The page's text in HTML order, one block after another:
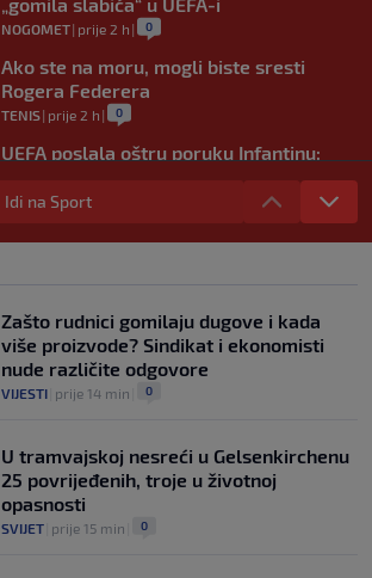
NOGOMET| prije 2 h | 0
Ako ste na moru, mogli biste sresti
Rogera Federera
TENIS| prije 2 h | 0
UEFA poslala oštru poruku Infantinu:
"Ništa se ne mijenja, bojkot Svjetskog
prvenstva i dalje je na snazi"
prvenstva
NOGOMET prije 4 h 0
Idi na Sport
Zašto rudnici gomilaju dugove i kada
više proizvode? Sindikat i ekonomisti
nude različite odgovore
VIJESTI prije 14 min 0
U tramvajskoj nesreći u Gelsenkirchenu
25 povrijeđenih, troje u životnoj
opasnosti
SVIJET prije 15 min 0